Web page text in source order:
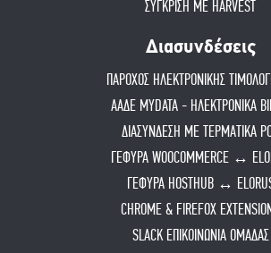
ΣΥΓΚΡΙΣΗ ΜΕ HARVEST
Διασυνδέσεις
ΠΑΡΟΧΟΣ ΗΛΕΚΤΡΟΝΙΚΗΣ
ΑΑΔΕ MYDATA - ΗΛΕΚΤΡΟΝΙΚΑ
ΔΙΑΣΥΝΔΕΣΗ ΜΕ ΤΕΡΜΑΤΙΚΑ
ΓΕΦΥΡΑ WOOCOMMERCE ↔
ΓΕΦΥΡΑ HOSTHUB ↔
CHROME & FIREFOX
SLACK ΕΠΙΚΟΙΝΩΝΙΑ ΟΜΑΔΑΣ